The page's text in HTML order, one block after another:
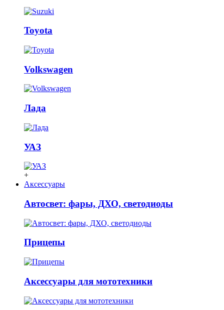
Toyota
Volkswagen
Лада
УАЗ
+
Аксессуары
Автосвет: фары, ДХО, светодиоды
Прицепы
Аксессуары для мототехники